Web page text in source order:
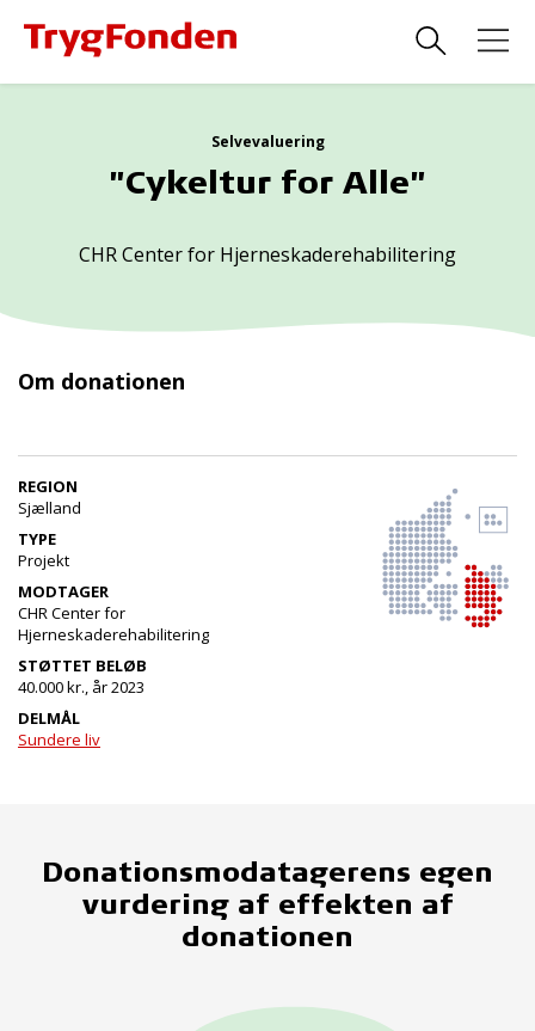
Selvevaluering
"Cykeltur for Alle"
CHR Center for Hjerneskaderehabilitering
Om donationen
REGION
Sjælland
TYPE
Projekt
MODTAGER
CHR Center for
Hjerneskaderehabilitering
STØTTET BELØB
40.000 kr., år 2023
DELMÅL
Sundere liv
Donationsmodatagerens egen
vurdering af effekten af
donationen